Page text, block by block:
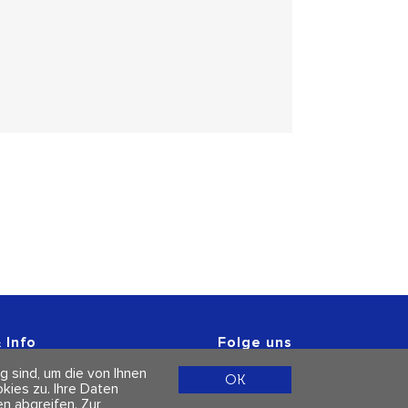
Info
& Datenschutz
Folge uns
sind, um die von Ihnen
zu. Ihre Daten
abgreifen. Zur
OK